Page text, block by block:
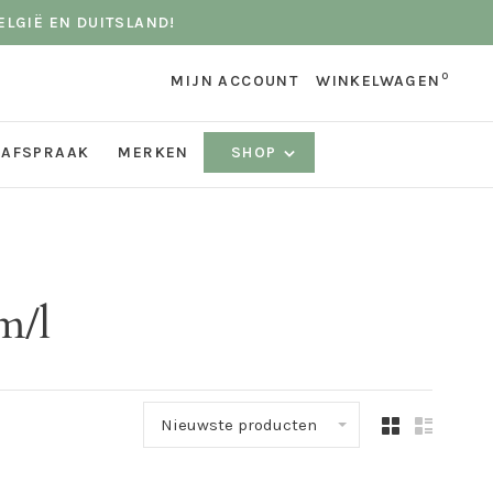
EN DUITSLAND!
MIJN ACCOUNT WINKELWAGEN 0
MERKEN SHOP
l
Nieuwste producten